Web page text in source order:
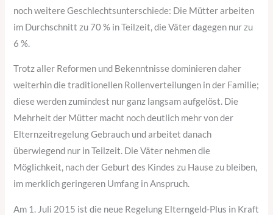
noch weitere Geschlechtsunterschiede: Die Mütter arbeiten
im Durchschnitt zu 70 % in Teilzeit, die Väter dagegen nur zu
6 %.
Trotz aller Reformen und Bekenntnisse dominieren daher
weiterhin die traditionellen Rollenverteilungen in der Familie;
diese werden zumindest nur ganz langsam aufgelöst. Die
Mehrheit der Mütter macht noch deutlich mehr von der
Elternzeitregelung Gebrauch und arbeitet danach
überwiegend nur in Teilzeit. Die Väter nehmen die
Möglichkeit, nach der Geburt des Kindes zu Hause zu bleiben,
im merklich geringeren Umfang in Anspruch.
Am 1. Juli 2015 ist die neue Regelung Elterngeld-Plus in Kraft